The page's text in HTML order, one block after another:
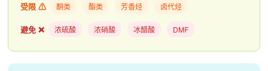
受限 ⚠ 酮类 酯类 芳香烃 卤代烃
避免 ❌ 浓硫酸 浓硝酸 冰醋酸 DMF